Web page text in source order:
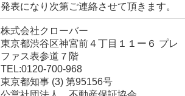
発表になり次第ご連絡させて頂きます。
株式会社クローバー
東京都渋谷区神宮前４丁目１１ー６ プレ
ファス表参道７階
TEL:0120-700-968
東京都知事 (3) 第95156号